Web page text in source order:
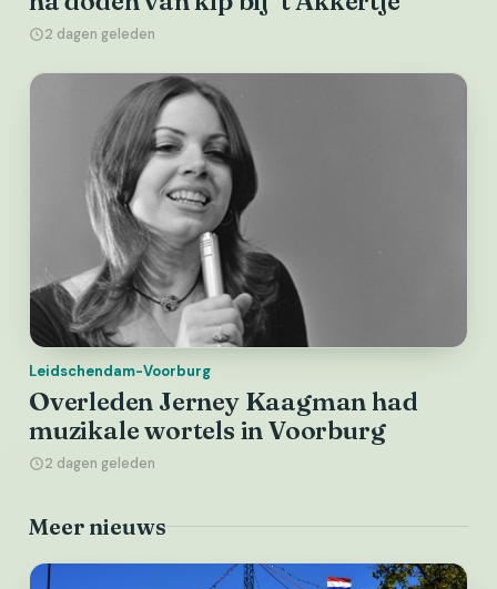
2 dagen geleden
Leidschendam-Voorburg
Overleden Jerney Kaagman had
muzikale wortels in Voorburg
2 dagen geleden
Meer nieuws